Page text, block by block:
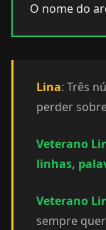
O nome do
Lina: Três
perder
Veterano
linhas,
Veterano
sempre